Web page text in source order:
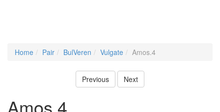
Home Pair BulVeren Vulgate Amos.4
Previous Next
Amos 4